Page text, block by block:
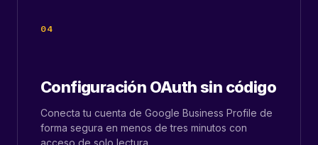
04
Configuración OAuth sin código
Conecta tu cuenta de Google Business Profile de
forma segura en menos de tres minutos con